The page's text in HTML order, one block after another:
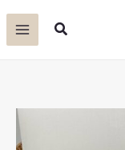
Inhalt
Suchen